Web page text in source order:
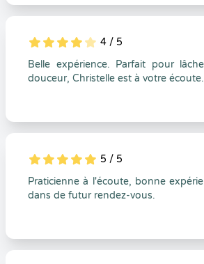
5
1
4
0 4 / 5
Belle expérience. Parfait pour
douceur, Christelle est à votre
5
1
5
0 5 / 5
Praticienne à l'écoute, bonne
dans de futur rendez-vous.